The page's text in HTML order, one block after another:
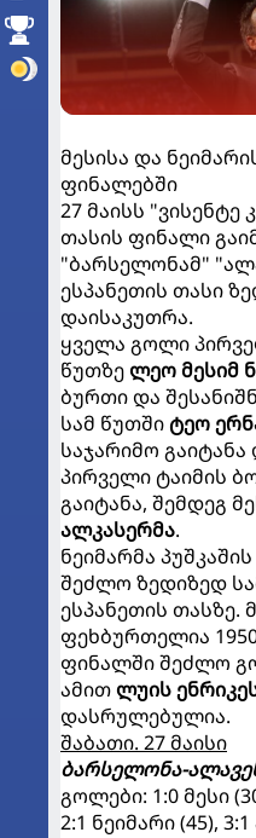
მესისა და
ფინალებში
27 მაისს
თასის ფინალი
"ბარსელონამ"
ესპანეთის თასი
დაისაკუთრა.
ყველა გოლი
წუთზე ლეო მესიმ
ბურთი და
სამ წუთშიტეო
საჯარიმო
პირველი ტაიმის
გაიტანა, შემდეგ
ალკასერმა.
ნეიმარმა
შეძლო ზედიზედ
ესპანეთის თასზე.
ფეხბურთელია
ფინალში შეძლო
ამით ლუის
დასრულებულია.
შაბათი. 27 მაისი
ბარსელონა-
გოლები: 1:0 მესი
2:1 ნეიმარი (45),